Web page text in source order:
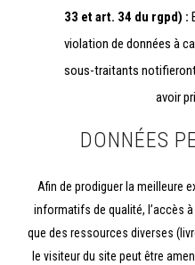
33 et art. 34 du rgpd) :
violation de données à
sous-traitants notifieront
avoir
DONNÉES
Afin de prodiguer la meilleure
informatifs de qualité, l’accès
que des ressources diverses
le visiteur du site peut être